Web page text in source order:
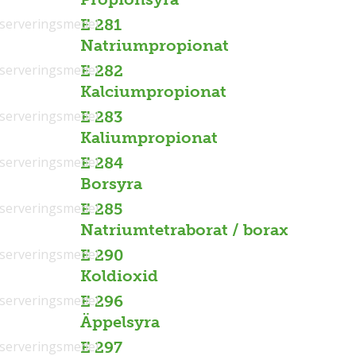
E 281
Natriumpropionat
E 282
Kalciumpropionat
E 283
Kaliumpropionat
E 284
Borsyra
E 285
Natriumtetraborat / borax
E 290
Koldioxid
E 296
Äppelsyra
E 297